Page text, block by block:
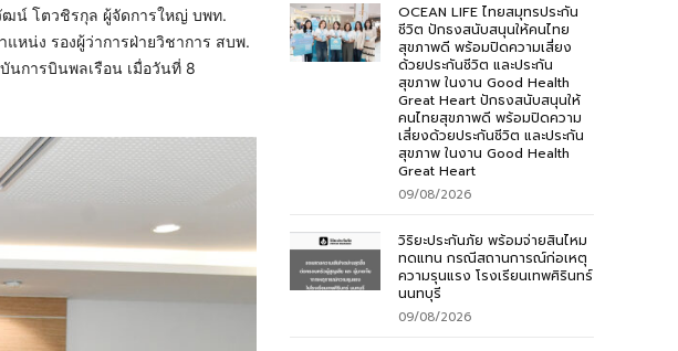
ฒน์ โตวชิรกุล ผู้จัดการใหญ่ บพท.
หน่ง รองผู้ว่าการฝ่ายวิชาการ สบพ.
การบินพลเรือน เมื่อวันที่ 8
OCEAN LIFE ไทยสมุทรประกัน
ชีวิต ปักธงสนับสนุนให้คนไทย
สุขภาพดี พร้อมปิดความเสี่ยง
ด้วยประกันชีวิต และประกัน
สุขภาพ ในงาน Good Health
Great Heart ปักธงสนับสนุนให้
คนไทยสุขภาพดี พร้อมปิดความ
เสี่ยงด้วยประกันชีวิต และประกัน
สุขภาพ ในงาน Good Health
Great Heart
09/08/2026
วิริยะประกันภัย พร้อมจ่ายสินไหม
ทดแทน กรณีสถานการณ์ก่อเหตุ
ความรุนแรง โรงเรียนเทพศิรินทร์
นนทบุรี
09/08/2026